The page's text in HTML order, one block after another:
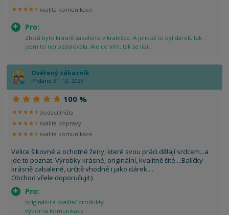
Pro:
Zboží bylo krásně zabaleno v krabičce. A jelikož to byl dárek, tak
jsem to nerozbalovala. Ale co vím, tak se líbil.
kvalita komunikace
Ověřený zákazník
Přidáno 21. 12. 2023
Velice šikovné a ochotné ženy, které svou práci dělají srdcem...a
jde to poznat. Výrobky krásné, originální, kvalitně šité....Balíčky
krásně zabalené, určitě vhodné i jako dárek....
Obchod vřele doporučuji!:)
Pro:
originální a kvalitní produkty
výborná komunikace
100 %
dodací lhůta
kvalita dopravy
kvalita komunikace